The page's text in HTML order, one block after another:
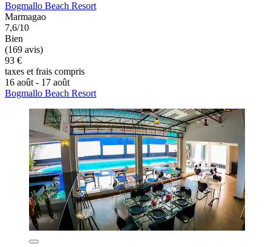
Bogmallo Beach Resort
Marmagao
7,6/10
Bien
(169 avis)
93 €
taxes et frais compris
16 août - 17 août
Bogmallo Beach Resort